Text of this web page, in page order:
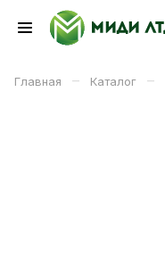
Главная – Каталог –